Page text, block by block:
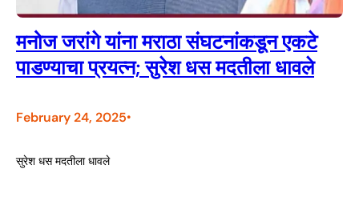
मनोज जरांगे यांना मराठा संघटनांकडून एकटे
पाडण्याचा प्रयत्न; सुरेश धस मदतीला धावले
February 24, 2025•
सुरेश धस मदतीला धावले